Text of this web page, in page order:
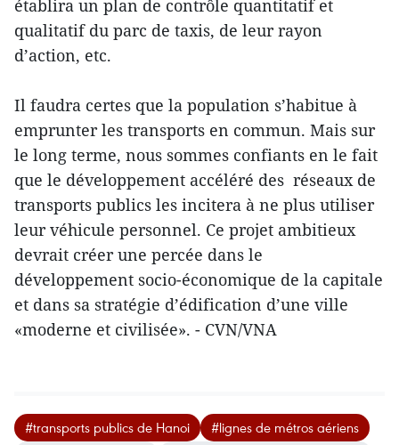
établira un plan de contrôle quantitatif et
qualitatif du parc de taxis, de leur rayon
d’action, etc.
Il faudra certes que la population s’habitue à
emprunter les transports en commun. Mais sur
le long terme, nous sommes confiants en le fait
que le développement accéléré des réseaux de
transports publics les incitera à ne plus utiliser
leur véhicule personnel. Ce projet ambitieux
devrait créer une percée dans le
développement socio-économique de la capitale
et dans sa stratégie d’édification d’une ville
«moderne et civilisée». - CVN/VNA
#transports publics de Hanoi
#lignes de métros aériens